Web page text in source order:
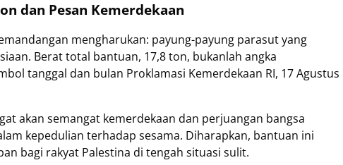
dan Pesan Kemerdekaan
mengharukan: payung-payung parasut yang
Berat total bantuan, 17,8 ton, bukanlah angka
tanggal dan bulan Proklamasi Kemerdekaan RI, 17 Agustus
akan semangat kemerdekaan dan perjuangan bangsa
kepedulian terhadap sesama. Diharapkan, bantuan ini
bagi rakyat Palestina di tengah situasi sulit.